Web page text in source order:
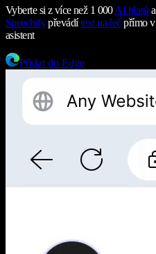
Vyberte si z více než 1 000AI hlasů
Speechifypřevádítext na řečpřímo v
asistent
Přidat do Edge